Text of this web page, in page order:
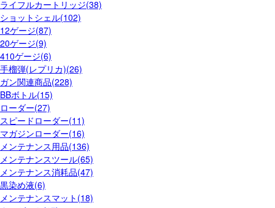
ライフルカートリッジ(38)
ショットシェル(102)
12ゲージ(87)
20ゲージ(9)
410ゲージ(6)
手榴弾(レプリカ)(26)
ガン関連商品(228)
BBボトル(15)
ローダー(27)
スピードローダー(11)
マガジンローダー(16)
メンテナンス用品(136)
メンテナンスツール(65)
メンテナンス消耗品(47)
黒染め液(6)
メンテナンスマット(18)